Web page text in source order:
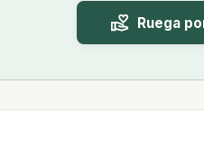
Ruega